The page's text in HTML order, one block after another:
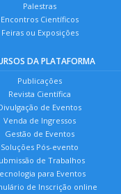
Palestras
Encontros Científicos
Feiras ou Exposições
DA PLATAFORMA
Publicações
Revista Científica
de Eventos
Venda de Ingressos
Gestão de Eventos
Soluções Pós-evento
de Trabalhos
para Eventos
de Inscrição online